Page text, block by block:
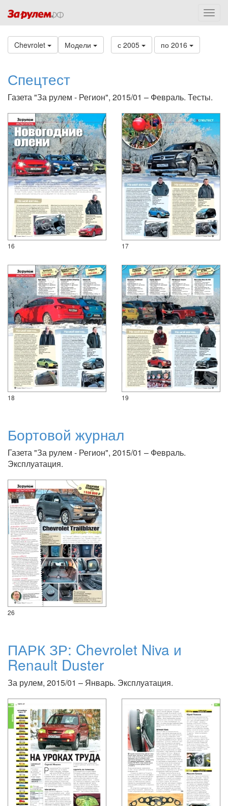
Chevrolet Модели с 2005 по 2016
Спецтест
Газета "За рулем - Регион", 2015/01 – Февраль. Тесты.
16 17
18 19
Бортовой журнал
Газета "За рулем - Регион", 2015/01 – Февраль.
Эксплуатация.
26
ПАРК ЗР: Chevrolet Niva и
Renault Duster
За рулем, 2015/01 – Январь. Эксплуатация.